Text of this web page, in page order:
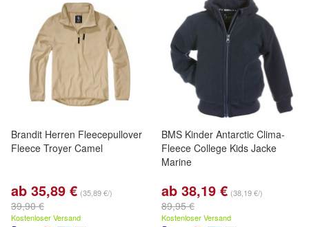
Brandit Herren Fleecepullover
Fleece Troyer Camel
ab 35,89 € (35,89 €/)
39,90 €
Kostenloser Versand
BMS Kinder Antarctic Clima-
Fleece College Kids Jacke
Marine
ab 38,19 € (38,19 €/)
89,95 €
Kostenloser Versand